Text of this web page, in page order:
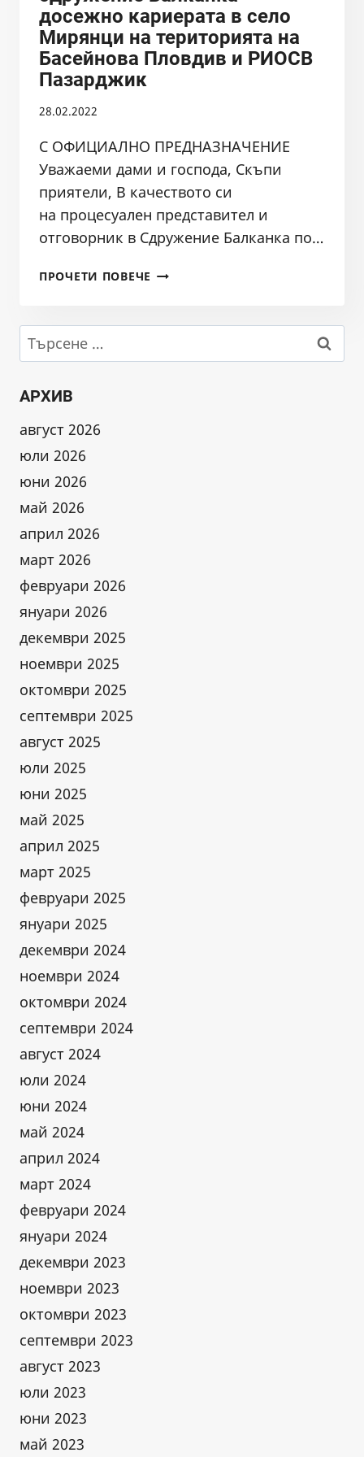
НА
МОСВ
досежно кариерата в село
Мирянци на територията на
Басейнова Пловдив и РИОСВ
Пазарджик
28.02.2022
С ОФИЦИАЛНО ПРЕДНАЗНАЧЕНИЕ
Уважаеми дами и господа, Скъпи
приятели, В качеството си
на процесуален представител и
отговорник в Сдружение Балканка по…
ПРОЧЕТИ ПОВЕЧЕ СПЕЦИАЛЕН
СДРУЖЕНИЕ
ДОСЕЖНО
Търсене
за:
АРХИВ
август 2026
юли 2026
юни 2026
май 2026
април 2026
март 2026
февруари 2026
януари 2026
декември 2025
ноември 2025
октомври 2025
септември 2025
август 2025
юли 2025
юни 2025
май 2025
април 2025
март 2025
февруари 2025
януари 2025
декември 2024
ноември 2024
октомври 2024
септември 2024
август 2024
юли 2024
юни 2024
май 2024
април 2024
март 2024
февруари 2024
януари 2024
декември 2023
ноември 2023
октомври 2023
септември 2023
август 2023
юли 2023
юни 2023
май 2023